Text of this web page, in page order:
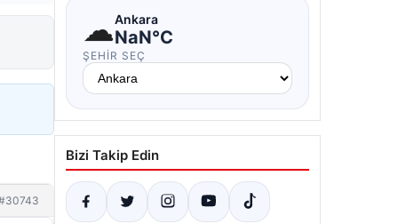
☁Ankara
NaN°C
ŞEHIR SEÇ
Bizi Takip Edin